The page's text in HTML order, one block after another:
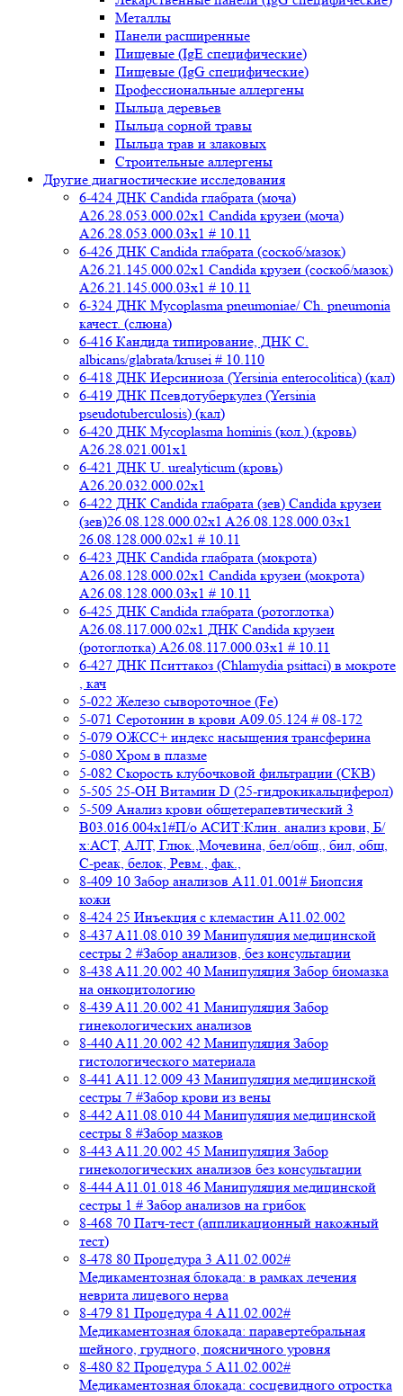
Металлы
Панели расширенные
Пищевые (IgE специфические)
Пищевые (IgG специфические)
Профессиональные аллергены
Пыльца деревьев
Пыльца сорной травы
Пыльца трав и злаковых
Строительные аллергены
Другие диагностические исследования
6-424 ДНК Candida глабрата (моча)
A26.28.053.000.02x1 Candida крузеи (моча)
A26.28.053.000.03x1 # 10.11
6-426 ДНК Candida глабрата (соскоб/мазок)
A26.21.145.000.02x1 Candida крузеи (соскоб/мазок)
A26.21.145.000.03x1 # 10.11
6-324 ДНК Mycoplasma pneumoniae/ Ch. pneumonia
качест. (слюна)
6-416 Кандида типирование, ДНК C.
albicans/glabrata/krusei # 10.110
6-418 ДНК Иерсиниоза (Yersinia enterocolitica) (кал)
6-419 ДНК Псевдотуберкулез (Yersinia
pseudotuberculosis) (кал)
6-420 ДНК Mycoplasma hominis (кол.) (кровь)
A26.28.021.001x1
6-421 ДНК U. urealyticum (кровь)
A26.20.032.000.02х1
6-422 ДНК Candida глабрата (зев) Candida крузеи
(зев)26.08.128.000.02x1 A26.08.128.000.03x1
26.08.128.000.02x1 # 10.11
6-423 ДНК Candida глабрата (мокрота)
A26.08.128.000.02x1 Candida крузеи (мокрота)
A26.08.128.000.03x1 # 10.11
6-425 ДНК Candida глабрата (ротоглотка)
A26.08.117.000.02x1 ДНК Candida крузеи
(ротоглотка) A26.08.117.000.03x1 # 10.11
6-427 ДНК Пситтакоз (Chlamydia psittaci) в мокроте
, кач
5-022 Железо сывороточное (Fe)
5-071 Серотонин в крови A09.05.124 # 08-172
5-079 ОЖСС+ индекс насыщения трансферина
5-080 Хром в плазме
5-082 Скорость клубочковой фильтрации (СКВ)
5-505 25-ОН Витамин D (25-гидрокикальциферол)
5-509 Анализ крови общетерапевтический 3
B03.016.004x1#П/о АСИТ:Клин. анализ крови, Б/
х:АСТ, АЛТ, Глюк.,Мочевина, бел/общ., бил, общ,
C-реак, белок, Ревм., фак.,
8-409 10 Забор анализов A11.01.001# Биопсия
кожи
8-424 25 Инъекция с клемастин A11.02.002
8-437 A11.08.010 39 Манипуляция медицинской
сестры 2 #Забор анализов, без консультации
8-438 A11.20.002 40 Манипуляция Забор биомазка
на онкоцитологию
8-439 A11.20.002 41 Манипуляция Забор
гинекологических анализов
8-440 A11.20.002 42 Манипуляция Забор
гистологического материала
8-441 A11.12.009 43 Манипуляция медицинской
сестры 7 #Забор крови из вены
8-442 A11.08.010 44 Манипуляция медицинской
сестры 8 #Забор мазков
8-443 A11.20.002 45 Манипуляция Забор
гинекологических анализов без консультации
8-444 A11.01.018 46 Манипуляция медицинской
сестры 1 # Забор анализов на грибок
8-468 70 Патч-тест (аппликационный накожный
тест)
8-478 80 Процедура 3 A11.02.002#
Медикаментозная блокада: в рамках лечения
неврита лицевого нерва
8-479 81 Процедура 4 A11.02.002#
Медикаментозная блокада: паравертебральная
шейного, грудного, поясничного уровня
8-480 82 Процедура 5 A11.02.002#
Медикаментозная блокада: сосцевидного отростка